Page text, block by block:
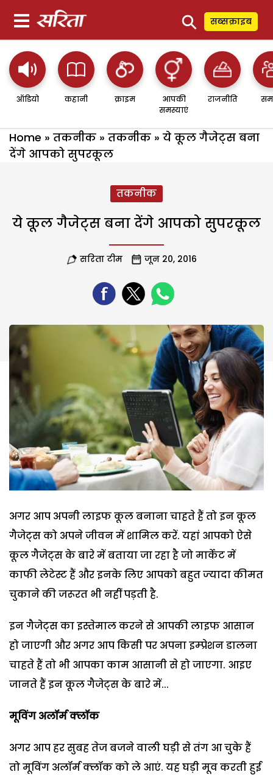
⚲ सब्सक्राइब
ऑडियो कहानी क्राइम
आपकी
समस्याएं
राजनीति
Home » तकनीक » तकनीक » ये कूल गैजेट्स बना
देंगे आपको सुपरकूल
तकनीक
ये कूल गैजेट्स बना देंगे आपको सुपरकूल
सरिता टीम जून 20, 2016
अगर आप अपनी लाइफ कूल बनाना चाहते हैं तो इन कूल
गैजेट्स को अपने जीवन में शामिल करें. यहां आपको ऐसे
कूल गैजेट्स के बारे में बताया जा रहा है जो मार्केट में
काफी लेटेस्‍ट हैं और इनके लिए आपको बहुत ज्‍यादा कीमत
चुकाने की जरूरत भी नहीं पड़ती है.
इन गैजेट्स का इस्‍तेमाल करने से आपकी लाइफ आसान
हो जाएगी और अगर आप किसी पर अपना इम्‍प्रेशन डालना
चाहते हैं तो भी आपका काम आसानी से हो जाएगा. आइए
जानते हैं इन कूल गैजेट्स के बारे में...
मूविंग अलॉर्म क्‍लॉक
अगर आप हर सुबह तेज बजने वाली घड़ी से तंग आ चुके हैं
तो मूविंग अलॉर्म क्‍लॉक को ले आएं. यह घड़ी मूव करती हुई